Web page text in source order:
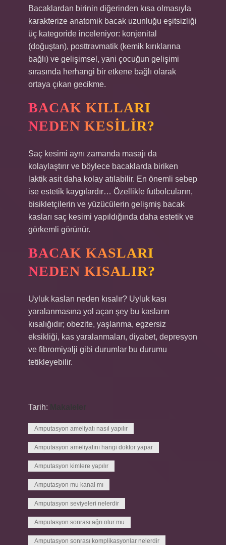
Bacaklardan birinin diğerinden kısa olmasıyla
karakterize anatomik bacak uzunluğu eşitsizliği
üç kategoride inceleniyor: konjenital
(doğuştan), posttravmatik (kemik kırıklarına
bağlı) ve gelişimsel, yani çocuğun gelişimi
sırasında herhangi bir etkene bağlı olarak
ortaya çıkan gecikme.
BACAK KILLARI
NEDEN KESILIR?
Saç kesimi aynı zamanda masajı da
kolaylaştırır ve böylece bacaklarda biriken
laktik asit daha kolay atılabilir. En önemli sebep
ise estetik kaygılardır… Özellikle futbolcuların,
bisikletçilerin ve yüzücülerin gelişmiş bacak
kasları saç kesimi yapıldığında daha estetik ve
görkemli görünür.
BACAK KASLARI
NEDEN KISALIR?
Uyluk kasları neden kısalır? Uyluk kası
yaralanmasına yol açan şey bu kasların
kısalığıdır; obezite, yaşlanma, egzersiz
eksikliği, kas yaralanmaları, diyabet, depresyon
ve fibromiyalji gibi durumlar bu durumu
tetikleyebilir.
Tarih: Makaleler
Amputasyon ameliyatı nasıl yapılır
Amputasyon ameliyatını hangi doktor yapar
Amputasyon kimlere yapılır
Amputasyon mu kanal mı
Amputasyon seviyeleri nelerdir
Amputasyon sonrası ağrı olur mu
Amputasyon sonrası komplikasyonlar nelerdir